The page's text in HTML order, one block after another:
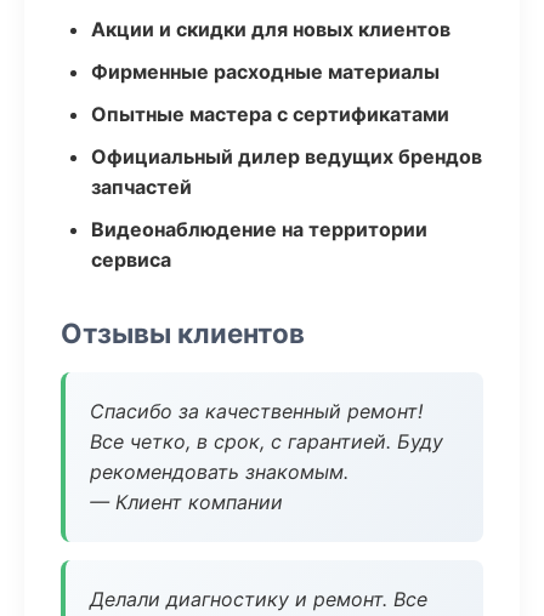
Акции и скидки для новых клиентов
Фирменные расходные материалы
Опытные мастера с сертификатами
Официальный дилер ведущих брендов
запчастей
Видеонаблюдение на территории
сервиса
Отзывы клиентов
Спасибо за качественный ремонт!
Все четко, в срок, с гарантией. Буду
рекомендовать знакомым.
— Клиент компании
Делали диагностику и ремонт. Все